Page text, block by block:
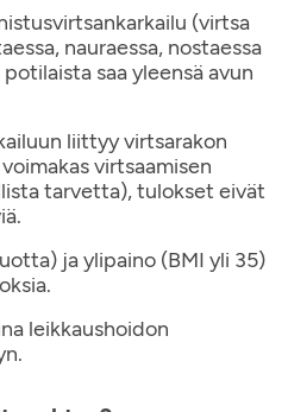
(virtsa
nauraessa, nostaessa
saa yleensä avun
liittyy virtsarakon
virtsaamisen
tarvetta), tulokset eivät
ja ylipaino (BMI yli 35)
leikkaushoidon